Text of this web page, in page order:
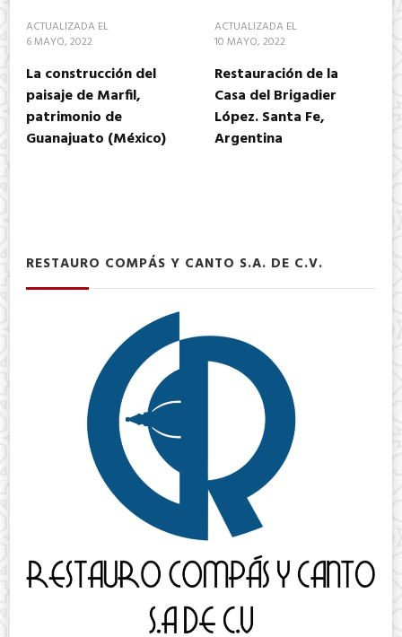
ACTUALIZADA EL
6 MAYO, 2022
La construcción del
paisaje de Marfil,
patrimonio de
Guanajuato (México)
ACTUALIZADA EL
10 MAYO, 2022
Restauración de la
Casa del Brigadier
López. Santa Fe,
Argentina
RESTAURO COMPÁS Y CANTO S.A. DE C.V.